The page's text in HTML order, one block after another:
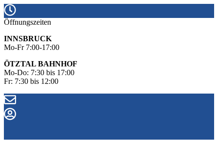
Öffnungszeiten
INNSBRUCK
Mo-Fr 7:00-17:00
ÖTZTAL BAHNHOF
Mo-Do: 7:30 bis 17:00
Fr: 7:30 bis 12:00